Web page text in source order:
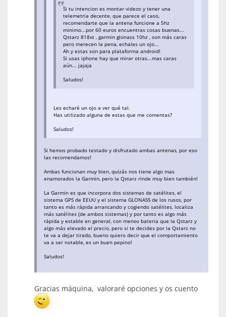
Si tu intencion es montar videos y tener una
telemetria decente, que parece el caso,
recomendarte que la antena funcione a 5hz
minimo...por 60 euros encuentras cosas buenas...
Qstarz 818xt , garmin glonass 10hz , son más caras
pero merecen la pena, echales un ojo...
Ah y estas son para plataforma android!
Si usas iphone hay que mirar otras...mas caras
aún... jajaja
Saludos!
Les echaré un ojo a ver qué tal.
Has utilizado alguna de estas que me comentas?
Saludos!
Si hemos probado testado y disfrutado ambas antenas, por eso
las recomendamos!
Ambas funcionan muy bien, quizás nos tiene algo mas
enamorados la Garmin, pero la Qstarz rinde muy bien también!
La Garmin es que incorpora dos sistemas de satélites, el
sistema GPS de EEUU y el sistema GLONASS de los rusos, por
tanto es más rápida arrancando y cogiendo satélites, localiza
más satélites (de ambos sistemas) y por tanto es algo más
rápida y estable en general, con menos bateria que la Qstarz y
algo más elevado el precio, pero si te decides por la Qstarz no
te va a dejar tirado, bueno quiero decir que el comportamiento
va a ser notable, es un buen pepino!
Saludos!
Gracias máquina, valoraré opciones y os cuento